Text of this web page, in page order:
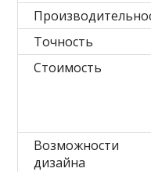
Точность
Стоимость
Возможности
дизайна